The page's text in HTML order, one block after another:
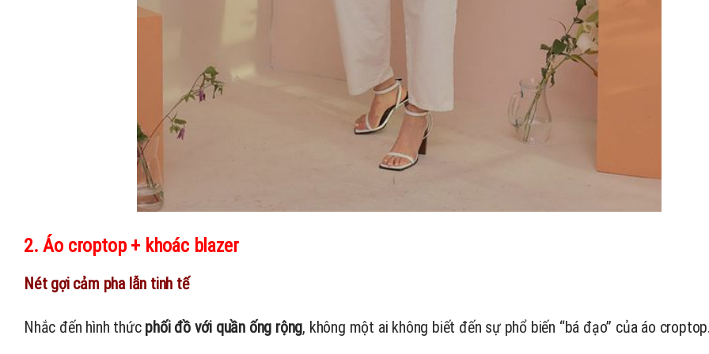
2. Áo croptop + khoác blazer
Nét gợi cảm pha lẫn tinh tế
Nhắc đến hình thứcphối đồ với quần ống rộng, không một ai không biết đến sự phổ biến “bá đạo” của áo